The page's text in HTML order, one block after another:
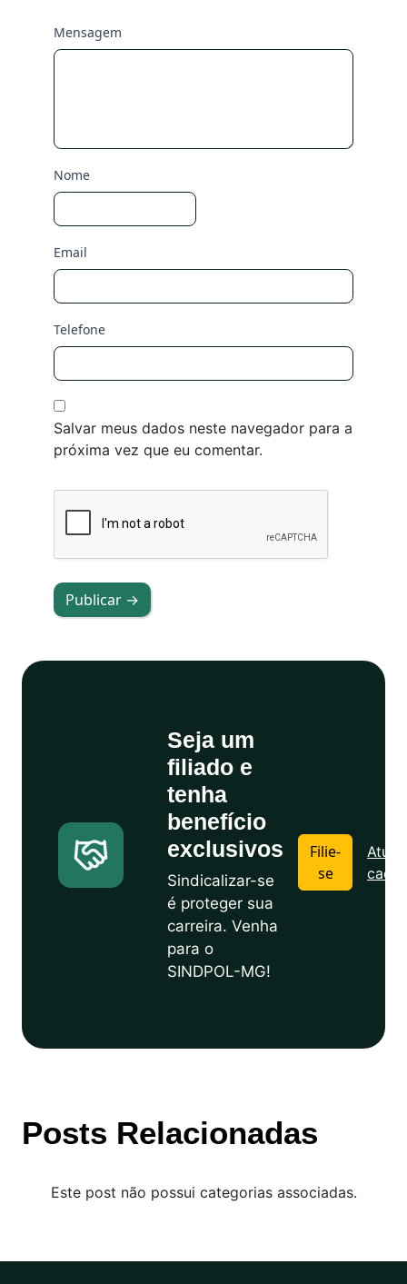
Mensagem
Nome
Email
Telefone
Salvar meus dados neste navegador para a
próxima vez que eu comentar.
Publicar →
Seja um
filiado e
tenha
benefício
exclusivos
Sindicalizar-se
é proteger sua
carreira. Venha
para o
SINDPOL-MG!
Filie-
se
Posts Relacionadas
Este post não possui categorias associadas.